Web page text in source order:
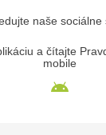
naše sociálne
a čítajte
mobile